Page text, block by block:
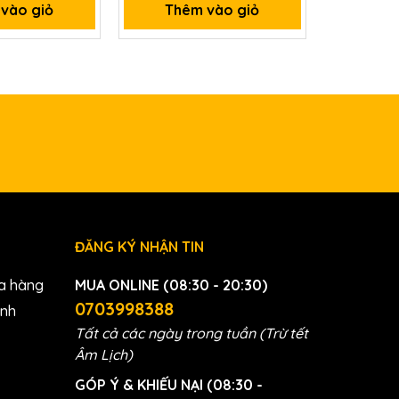
giỏ Thêm vào giỏ
hàng
ĐĂNG KÝ NHẬN TIN
MUA ONLINE (08:30 - 20:30)
0703998388
Tất cả các ngày trong tuần (Trừ tết
Âm Lịch)
GÓP Ý & KHIẾU NẠI (08:30 -